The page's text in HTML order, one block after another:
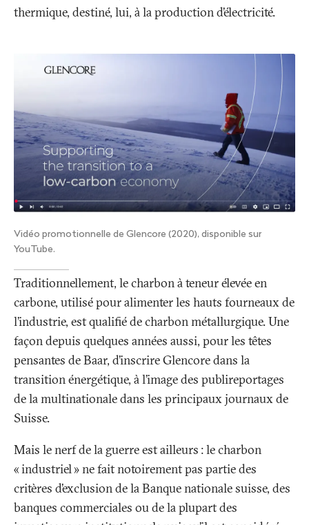
thermique, destiné, lui, à la production d’électricité.
Vidéo promotionnelle de Glencore (2020), disponible sur
YouTube.
Traditionnellement, le charbon à teneur élevée en
carbone, utilisé pour alimenter les hauts fourneaux de
l’industrie, est qualifié de charbon métallurgique. Une
façon depuis quelques années aussi, pour les têtes
pensantes de Baar, d’inscrire Glencore dans la
transition énergétique, à l’image des publireportages
de la multinationale dans les principaux journaux de
Suisse.
Mais le nerf de la guerre est ailleurs : le charbon
«industriel» ne fait notoirement pas partie des
critères d’exclusion de la Banque nationale suisse, des
banques commerciales ou de la plupart des